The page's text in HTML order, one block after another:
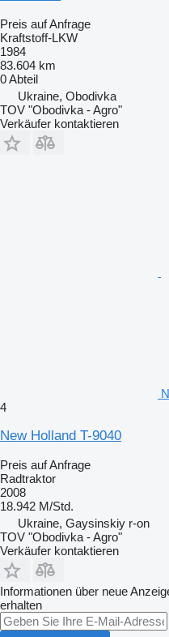
Preis auf Anfrage
Kraftstoff-LKW
1984
83.604 km
0 Abteil
Ukraine, Obodivka
TOV "Obodivka - Agro"
Verkäufer kontaktieren
4
New Holland T-9040
Preis auf Anfrage
Radtraktor
2008
18.942 M/Std.
Ukraine, Gaysinskiy r-on
TOV "Obodivka - Agro"
Verkäufer kontaktieren
Informationen über neue
erhalten